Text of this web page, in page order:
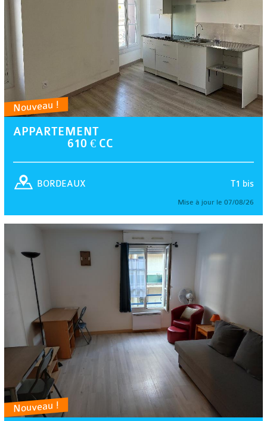
Nouveau !
APPARTEMENT
610 € CC
T1 bis
BORDEAUX
Mise à jour le 07/08/26
Nouveau !